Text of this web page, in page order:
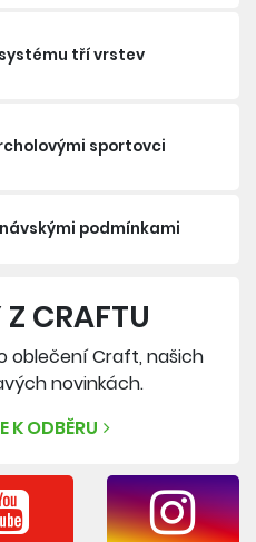
tří vrstev
sportovci
podmínkami
CRAFTU
oblečení Craft, našich
novinkách.
K ODBĚRU